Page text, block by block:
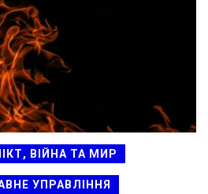
ВІЙНА ТА МИР
УПРАВЛІННЯ